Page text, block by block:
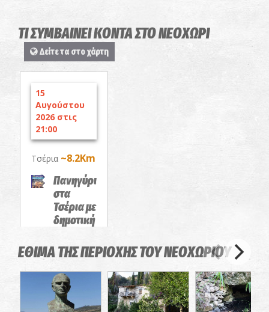
ΤΙ ΣΥΜΒΑΙΝΕΙ ΚΟΝΤΑ ΣΤΟ ΝΕΟΧΩΡΙ
Δείτε τα στο χάρτη
15
Αυγούστου
2026 στις
21:00
Τσέρια ~8.2Km
Πανηγύρι
στα
Τσέρια με
δημοτική
μουσική
ΕΘΙΜΑ ΤΗΣ ΠΕΡΙΟΧΗΣ ΤΟΥ ΝΕΟΧΩΡΙΟΥ